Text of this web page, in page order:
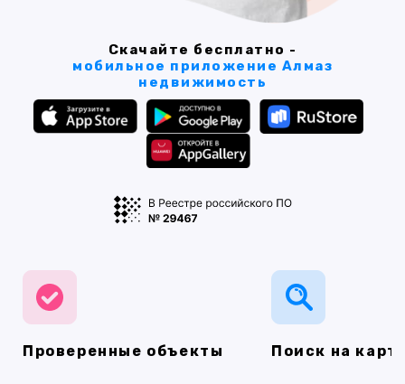
Скачайте бесплатно -
мобильное приложение Алмаз
недвижимость
Проверенные объекты Поиск на